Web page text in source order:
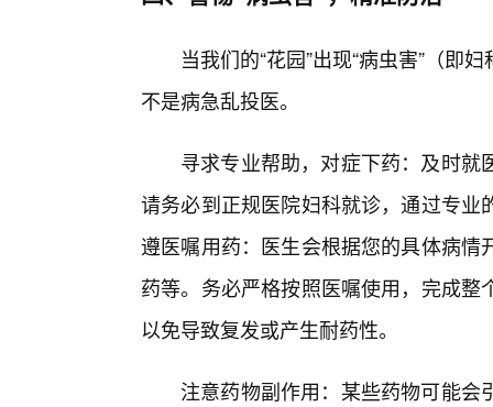
当我们的“花园”出现“病虫害”（即
不是病急乱投医。
寻求专业帮助，对症下药：及时
请务必到正规医院妇科就诊，通过专
遵医嘱用药：医生会根据您的具体病
药等。务必严格按照医嘱使用，完成
以免导致复发或产生耐药性。
注意药物副作用：某些药物可能